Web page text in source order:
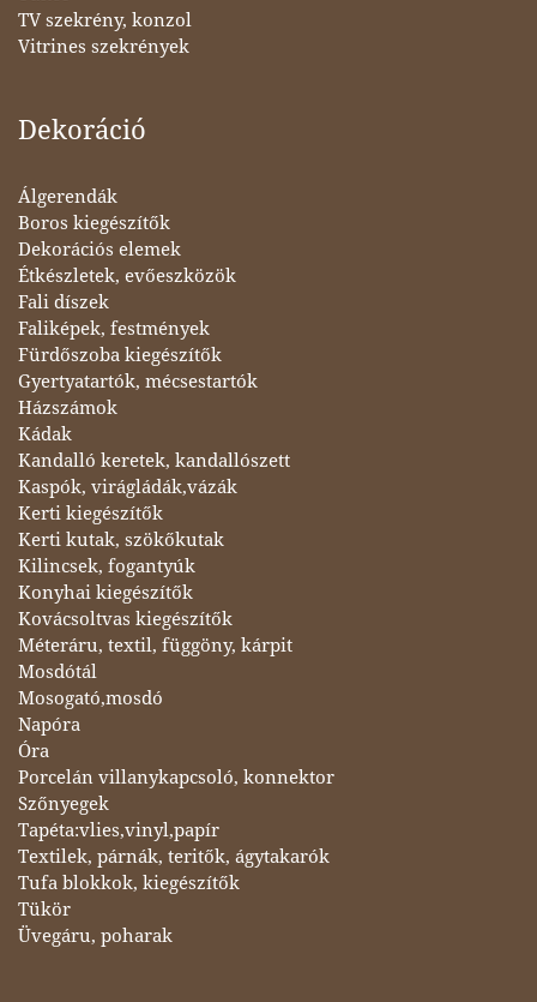
TV szekrény, konzol
Vitrines szekrények
Dekoráció
Álgerendák
Boros kiegészítők
Dekorációs elemek
Étkészletek, evőeszközök
Fali díszek
Faliképek, festmények
Fürdőszoba kiegészítők
Gyertyatartók, mécsestartók
Házszámok
Kádak
Kandalló keretek, kandallószett
Kaspók, virágládák,vázák
Kerti kiegészítők
Kerti kutak, szökőkutak
Kilincsek, fogantyúk
Konyhai kiegészítők
Kovácsoltvas kiegészítők
Méteráru, textil, függöny, kárpit
Mosdótál
Mosogató,mosdó
Napóra
Óra
Porcelán villanykapcsoló, konnektor
Szőnyegek
Tapéta:vlies,vinyl,papír
Textilek, párnák, teritők, ágytakarók
Tufa blokkok, kiegészítők
Tükör
Üvegáru, poharak